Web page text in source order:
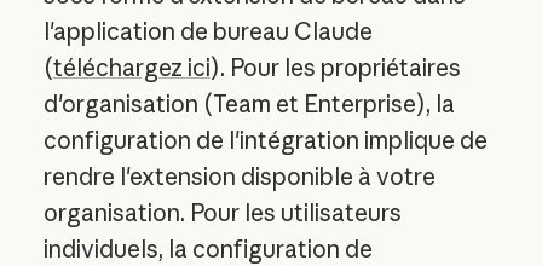
l'application de bureau Claude
(téléchargez ici). Pour les propriétaires
d'organisation (Team et Enterprise), la
configuration de l'intégration implique de
rendre l'extension disponible à votre
organisation. Pour les utilisateurs
individuels, la configuration de